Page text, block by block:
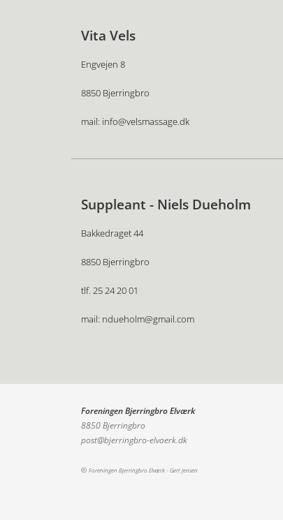
Vita Vels
Engvejen 8
8850 Bjerringbro
mail: info@velsmassage.dk
Suppleant - Niels Dueholm
Bakkedraget 44
8850 Bjerringbro
tlf. 25 24 20 01
mail: ndueholm@gmail.com
Foreningen Bjerringbro Elværk
8850 Bjerringbro
post@bjerringbro-elvaerk.dk
© Foreningen Bjerringbro Elværk - Gert Jensen